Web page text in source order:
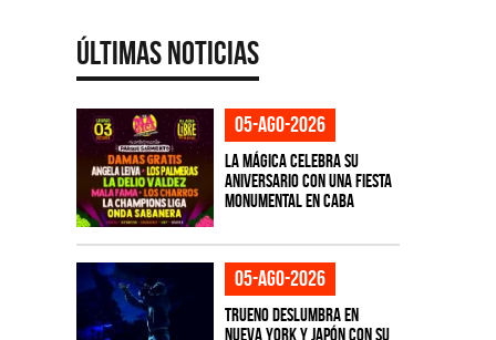
Últimas Noticias
05-ago-2026
La Mágica celebra su
aniversario con una fiesta
monumental en CABA
05-ago-2026
TRUENO deslumbra en
Nueva York y Japón con su